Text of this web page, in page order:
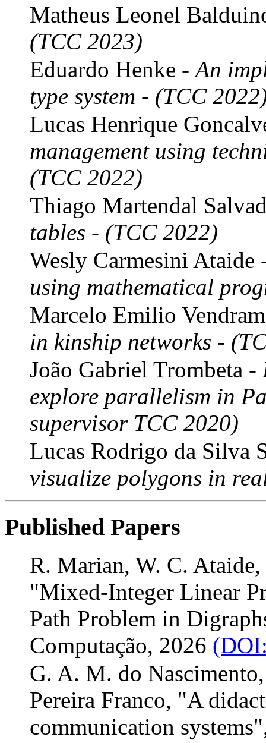
Matheus Leonel
(TCC 2023)
Eduardo Henke -An
type system - (TCC
Lucas Henrique
management using
(TCC 2022)
Thiago Martendal
tables - (TCC 2022)
Wesly Carmesini Ataide
using mathematical
Marcelo Emilio
in kinship networks -
João Gabriel Trombeta -
explore parallelism in
supervisor TCC 2020)
Lucas Rodrigo da Silva
visualize polygons in
Published Papers
R. Marian, W. C.
"Mixed-Integer Linear
Path Problem in
Computação, 2026
G. A. M. do
Pereira Franco, "A
communication